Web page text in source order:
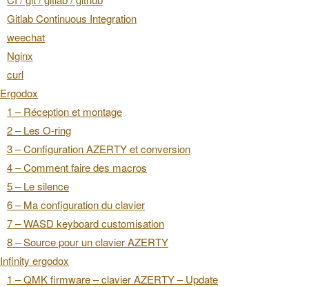
Gitlab Continuous Integration
weechat
Nginx
curl
Ergodox
1 – Réception et montage
2 – Les O-ring
3 – Configuration AZERTY et conversion
4 – Comment faire des macros
5 – Le silence
6 – Ma configuration du clavier
7 – WASD keyboard customisation
8 – Source pour un clavier AZERTY
Infinity ergodox
1 – QMK firmware – clavier AZERTY – Update